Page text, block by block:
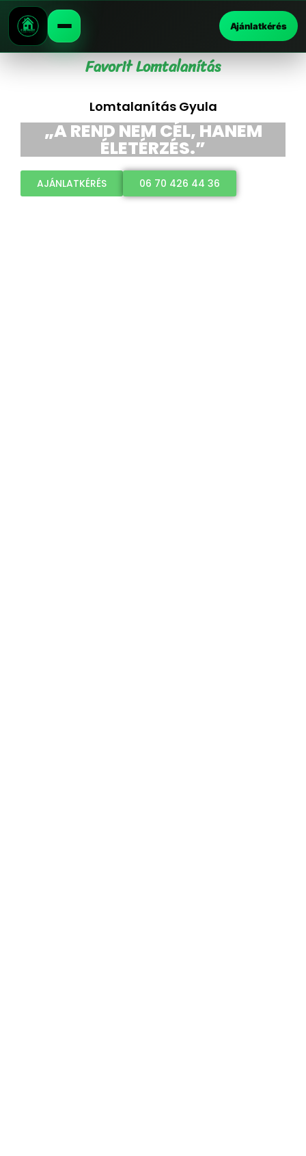
Ajánlatkérés
Favorit Lomtalanítás
Lomtalanítás Gyula
„A REND NEM CÉL, HANEM
ÉLETÉRZÉS.”
AJÁNLATKÉRÉS 06 70 426 44 36